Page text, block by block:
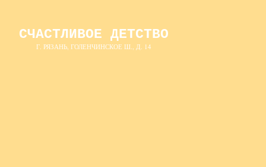
СЧАСТЛИВОЕ ДЕТСТВО
Г. РЯЗАНЬ, ГОЛЕНЧИНСКОЕ Ш., Д. 14